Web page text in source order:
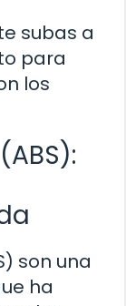
subas a
para
los
son una
ha